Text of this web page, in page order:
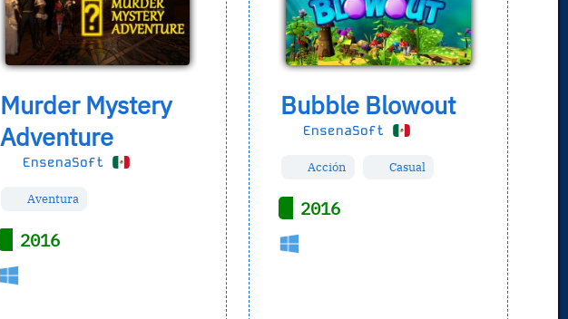
Murder Mystery
Adventure
EnsenaSoft
Aventura
2016
Bubble Blowout
EnsenaSoft
Acción Casual
2016